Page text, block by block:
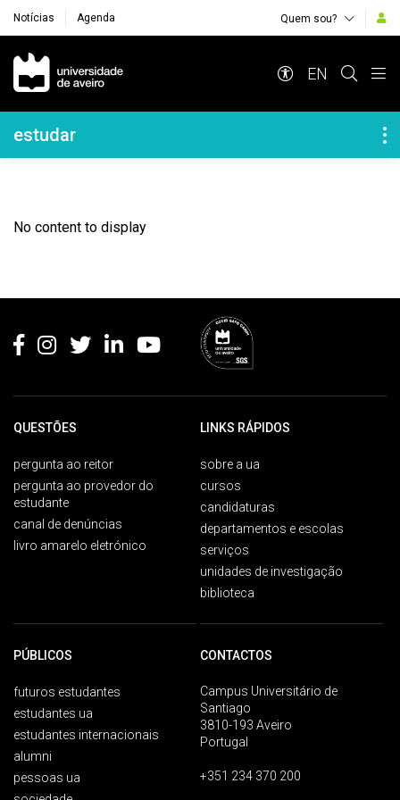
Notícias Agenda Quem sou?
Navegação Principal
EN
Navegação Lateral
estudar
No content to display
QUESTÕES
pergunta ao reitor
pergunta ao provedor do
estudante
canal de denúncias
livro amarelo eletrónico
LINKS RÁPIDOS
sobre a ua
cursos
candidaturas
departamentos e escolas
serviços
unidades de investigação
biblioteca
PÚBLICOS
futuros estudantes
estudantes ua
estudantes internacionais
alumni
pessoas ua
CONTACTOS
Campus Universitário de
Santiago
3810-193 Aveiro
Portugal
+351 234 370 200